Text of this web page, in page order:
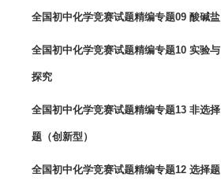
全国初中化学竞赛试题精编专题09 酸碱盐
全国初中化学竞赛试题精编专题10 实验与
探究
全国初中化学竞赛试题精编专题13 非选择
题（创新型）
全国初中化学竞赛试题精编专题12 选择题